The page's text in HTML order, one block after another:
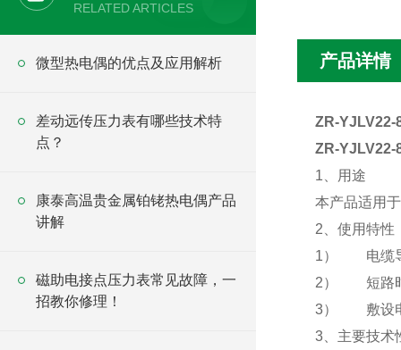
RELATED ARTICLES
微型热电偶的优点及应用解析
差动远传压力表有哪些技术特
点？
康泰高温贵金属铂铑热电偶产品
讲解
磁助电接点压力表常见故障，一
招教你修理！
产品详情
ZR-YJLV22-
ZR-YJLV22-
1、用途
本产品适用
2、使用特性
1） 电缆导
2） 短路时
3） 敷设电
3、主要技术